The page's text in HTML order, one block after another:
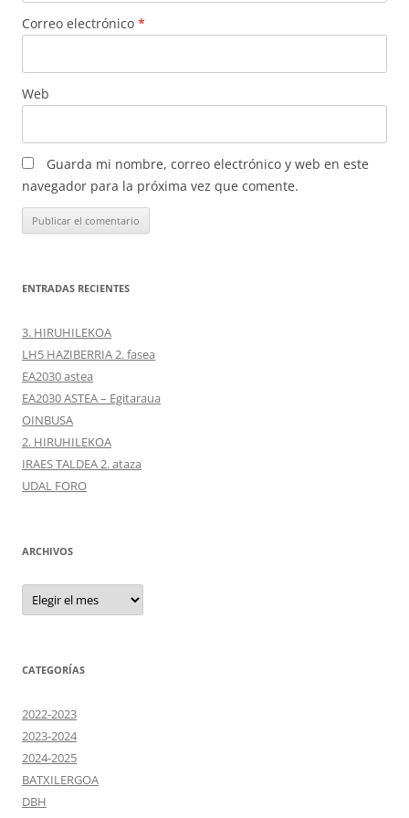
Correo electrónico *
Web
Guarda mi nombre, correo electrónico y web en este
navegador para la próxima vez que comente.
ENTRADAS RECIENTES
3. HIRUHILEKOA
LH5 HAZIBERRIA 2. fasea
EA2030 astea
EA2030 ASTEA – Egitaraua
OINBUSA
2. HIRUHILEKOA
IRAES TALDEA 2. ataza
UDAL FORO
ARCHIVOS
Archivos
CATEGORÍAS
2022-2023
2023-2024
2024-2025
BATXILERGOA
DBH